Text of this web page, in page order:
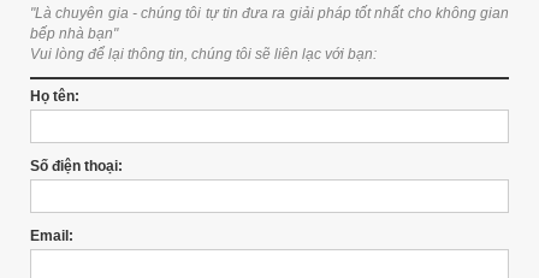
"Là chuyên gia - chúng tôi tự tin đưa ra giải pháp tốt nhất cho không gian
bếp nhà bạn"
Vui lòng để lại thông tin, chúng tôi sẽ liên lạc với bạn:
Họ tên:
Số điện thoại:
Email: